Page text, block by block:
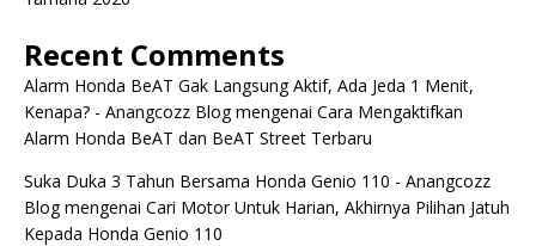
Recent Comments
Alarm Honda BeAT Gak Langsung Aktif, Ada Jeda 1 Menit,
Kenapa? - Anangcozz Blogmengenai Cara Mengaktifkan
Alarm Honda BeAT dan BeAT Street Terbaru
Suka Duka 3 Tahun Bersama Honda Genio 110 - Anangcozz
Blogmengenai Cari Motor Untuk Harian, Akhirnya Pilihan Jatuh
Kepada Honda Genio 110